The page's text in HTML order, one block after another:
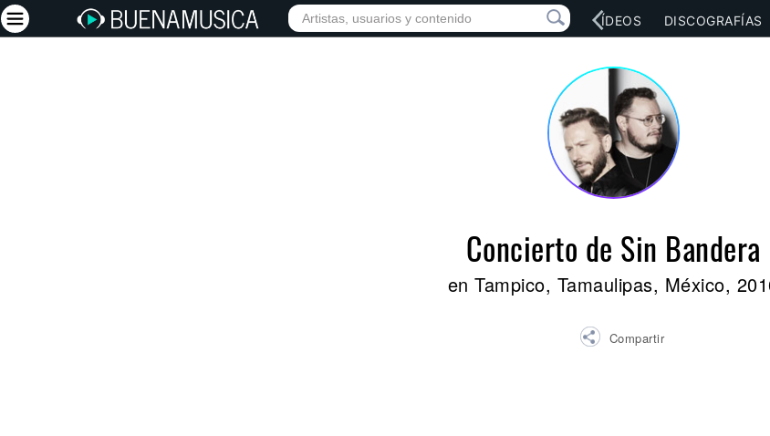
INICIO ARTISTAS RED SOCIAL MÚSICA VÍDEOS DISCOGRAFÍAS
Concierto de Sin Bandera
en Tampico, Tamaulipas, México,
Compartir